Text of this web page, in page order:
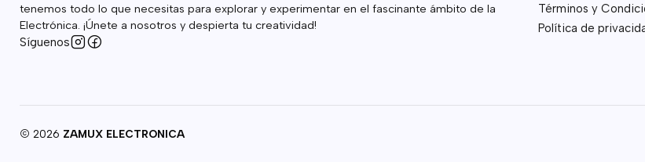
tenemos todo lo que necesitas para explorar y experimentar en el fascinante ámbito de la
Electrónica. ¡Únete a nosotros y despierta tu creatividad!
Síguenos
Términos y
Política de
2026 ZAMUX ELECTRONICA